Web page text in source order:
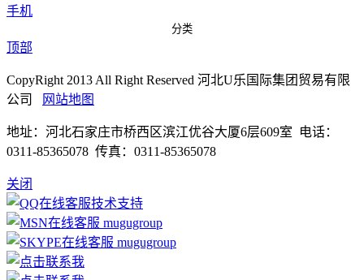
手机
分类
顶部
CopyRight 2013 All Right Reserved 河北U乐国际集团贸易有限
公司
网站地图
地址：河北石家庄市桥西区滨江优谷大厦6层609室 电话：
0311-85365078 传真：0311-85365078
关闭
技术支持
mugugroup
mugugroup